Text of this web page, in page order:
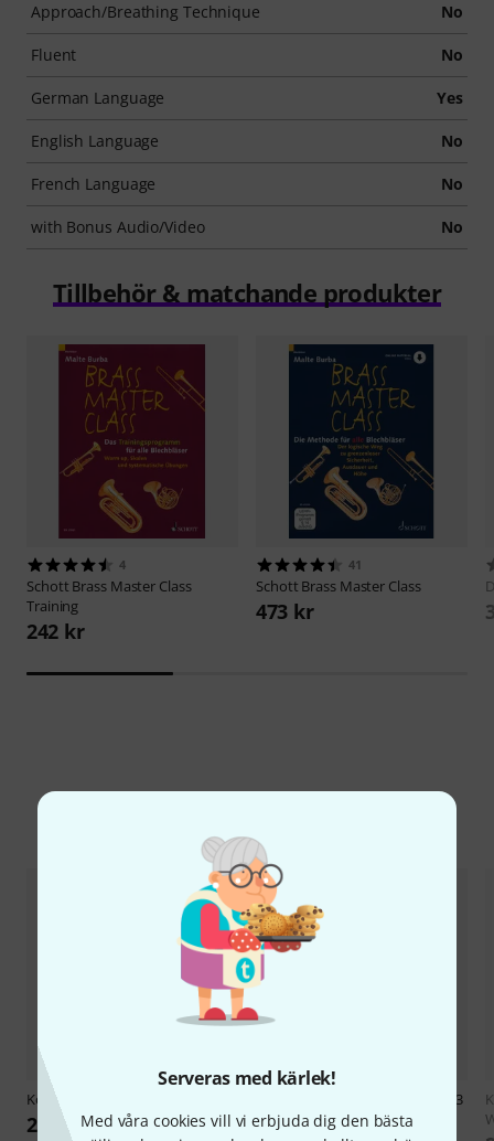
Serveras med kärlek!
Med våra cookies vill vi erbjuda dig den bästa
Approach/Breathing Technique No
Fluent No
German Language Yes
English Language No
French Language No
with Bonus Audio/Video No
Tillbehör & matchande produkter
4
Schott Brass Master Class
Training
242 kr
41
Schott Brass Master Class
473 kr
Köbl Edition
231 kr
Etüdenspaß Horn 3
231 kr